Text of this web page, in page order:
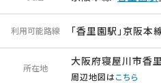
利用可能路線 「香里園駅」京阪本
所在地
大阪府寝屋川市香
周辺地図はこちら